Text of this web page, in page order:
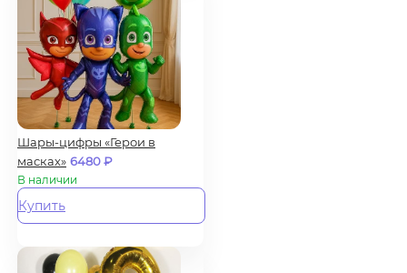
Шары-цифры «Герои в
масках» 6480₽
В наличии
Купить